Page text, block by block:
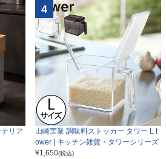
リア
4
山崎実業 調味料ストッカー タワー L t
ower | キッチン雑貨・タワーシリーズ
¥1,650(税込)